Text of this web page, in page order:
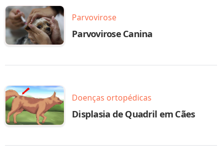
Parvovirose
Parvovirose Canina
Doenças ortopédicas
Displasia de Quadril em Cães